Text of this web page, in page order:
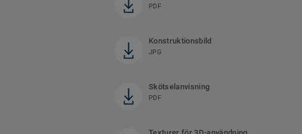
PDF
Konstruktionsbild
JPG
Skötselanvisning
PDF